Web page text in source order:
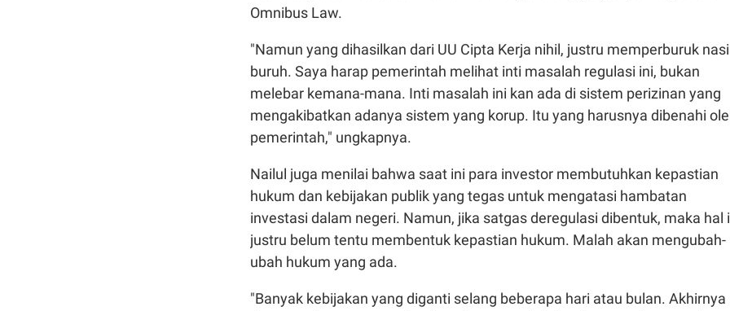
Omnibus Law.
"Namun yang dihasilkan dari UU Cipta Kerja nihil, justru memperburuk
buruh. Saya harap pemerintah melihat inti masalah regulasi ini, bukan
melebar kemana-mana. Inti masalah ini kan ada di sistem perizinan yang
mengakibatkan adanya sistem yang korup. Itu yang harusnya dibenahi
pemerintah," ungkapnya.
Nailul juga menilai bahwa saat ini para investor membutuhkan kepastian
hukum dan kebijakan publik yang tegas untuk mengatasi hambatan
investasi dalam negeri. Namun, jika satgas deregulasi dibentuk, maka hal
justru belum tentu membentuk kepastian hukum. Malah akan mengubah-
ubah hukum yang ada.
"Banyak kebijakan yang diganti selang beberapa hari atau bulan. Akhirnya